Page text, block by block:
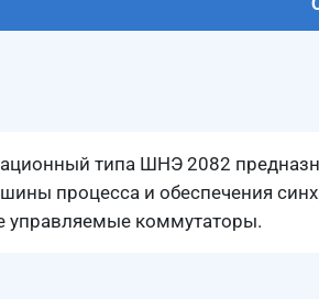
типа ШНЭ 2082
процесса и обеспечения
управляемые коммутаторы.